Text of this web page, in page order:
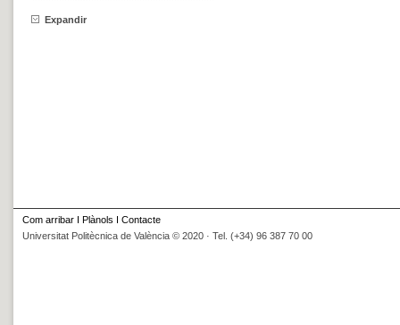
Expandir
Com arribar I Plànols I Contacte
Universitat Politècnica de València © 2020 · Tel. (+34) 96 387 70 00